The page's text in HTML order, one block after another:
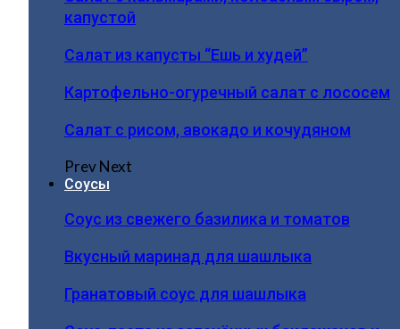
капустой
Салат из капусты “Ешь и худей”
Картофельно-огуречный салат с лососем
Салат с рисом, авокадо и кочудяном
PrevNext
Соусы
Соус из свежего базилика и томатов
Вкусный маринад для шашлыка
Гранатовый соус для шашлыка